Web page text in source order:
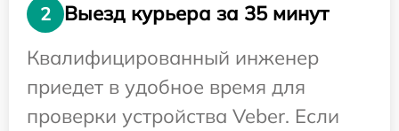
2
Выезд курьера за 35 минут
Квалифицированный инженер
приедет в удобное время для
проверки устройства Veber. Если